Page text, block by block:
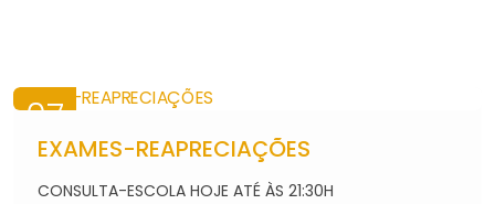
07
AGO
2026
EXAMES-REAPRECIAÇÕES
CONSULTA-ESCOLA HOJE ATÉ ÀS 21:30H